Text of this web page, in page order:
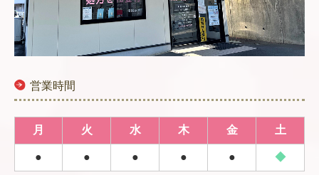
営業時間
月 火 水 木 金 土
● ● ● ● ● ◆